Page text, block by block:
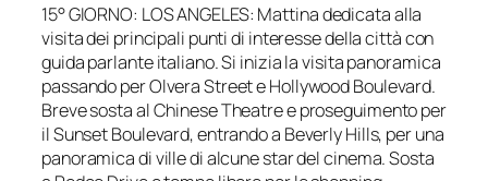
15° GIORNO: LOS ANGELES: Mattina dedicata alla
visita dei principali punti di interesse della città con
guida parlante italiano. Si inizia la visita panoramica
passando per Olvera Street e Hollywood Boulevard.
Breve sosta al Chinese Theatre e proseguimento per
il Sunset Boulevard, entrando a Beverly Hills, per una
panoramica di ville di alcune star del cinema. Sosta